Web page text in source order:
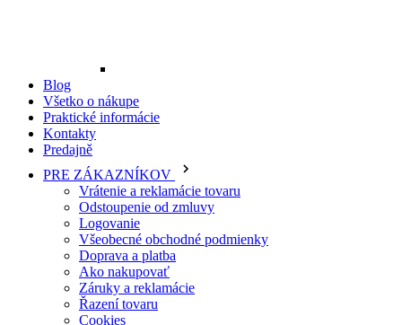
Všetko o nákupe
Praktické informácie
Kontakty
Predajně
PRE ZÁKAZNÍKOV
Vrátenie a reklamácie tovaru
Odstoupenie od zmluvy
Logovanie
Všeobecné obchodné podmienky
Doprava a platba
Ako nakupovať
Záruky a reklamácie
Řazení tovaru
Cookies
Pravidlá pre recenzie